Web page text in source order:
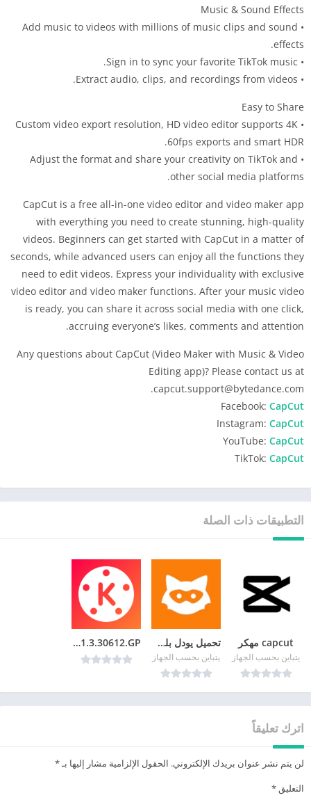
Music & Sound Effects
• Add music to videos with millions of music clips and sound
effects.
• Sign in to sync your favorite TikTok music.
• Extract audio, clips, and recordings from videos.
Easy to Share
• Custom video export resolution, HD video editor supports 4K
60fps exports and smart HDR.
• Adjust the format and share your creativity on TikTok and
other social media platforms.
CapCut is a free all-in-one video editor and video maker app
with everything you need to create stunning, high-quality
videos. Beginners can get started with CapCut in a matter of
seconds, while advanced users can enjoy all the functions they
need to edit videos. Express your individuality with exclusive
video editor and video maker functions. After your music video
is ready, you can share it across social media with one click,
accruing everyone’s likes, comments and attention.
Any questions about CapCut (Video Maker with Music & Video
Editing app)? Please contact us at
capcut.support@bytedance.com.
Facebook: CapCut
Instagram: CapCut
YouTube: CapCut
TikTok: CapCut
التطبيقات ذات الصلة
capcut مهكر
يتباين بحسب الجهاز
تحميل يودل بلس Jodel Plus للايفون بدون جلبريك
يتباين بحسب الجهاز
KineMaster GP MOD APK v7.1.3.30612.GP
اترك تعليقاً
لن يتم نشر عنوان بريدك الإلكتروني. الحقول الإلزامية مشار إليها بـ*
التعليق*